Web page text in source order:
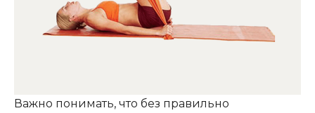
Важно понимать, что без правильно